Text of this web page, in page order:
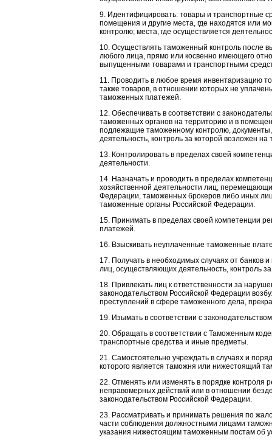
9. Идентифицировать: товары и транспортные
помещения и другие места, где находятся или
контролю; места, где осуществляется
10. Осуществлять таможенный контроль после
любого лица, прямо или косвенно имеющего
выпущенными товарами и транспортными
11. Проводить в любое время инвентаризацию
также товаров, в отношении которых не
таможенных платежей.
12. Обеспечивать в соответствии с
таможенных органов на территорию и в
подлежащие таможенному контролю,
деятельность, контроль за которой возложен
13. Контролировать в пределах своей
деятельности.
14. Назначать и проводить в пределах
хозяйственной деятельности лиц,
Федерации, таможенных брокеров либо иных
таможенные органы Российской Федерации.
15. Принимать в пределах своей компетенции
платежей.
16. Взыскивать неуплаченные таможенные
17. Получать в необходимых случаях от банков
лиц, осуществляющих деятельность, контроль
18. Привлекать лиц к ответственности за
законодательством Российской Федерации
преступлений в сфере таможенного дела,
19. Изымать в соответствии с
20. Обращать в соответствии с Таможенным
транспортные средства и иные предметы.
21. Самостоятельно учреждать в случаях и
которого является таможня или нижестоящий
22. Отменять или изменять в порядке
неправомерных действий или в отношении
законодательством Российской Федерации.
23. Рассматривать и принимать решения по
части соблюдения должностными лицами
указания нижестоящим таможенным постам об